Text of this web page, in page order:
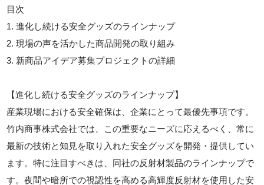
目次
1. 進化し続ける安全グッズのラインナップ
2. 現場の声を活かした商品開発の取り組み
3. 新商品アイデア募集プロジェクトの詳細
【進化し続ける安全グッズのラインナップ】
産業現場における安全確保は、企業にとって最優先事項です。
竹内商事株式会社では、この重要なニーズに応えるべく、常に
最新の技術と知見を取り入れた安全グッズを開発・提供してい
ます。特に注目すべきは、同社の反射材製品のラインナップで
す。夜間や暗所での視認性を高める高輝度反射材を使用した安